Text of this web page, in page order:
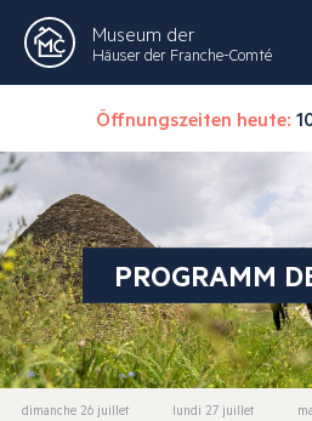
Museum der
Häuser der Franche-Comté
Öffnungszeiten heute:
PROGRAMM
dimanche 26 juillet lundi 27 juillet